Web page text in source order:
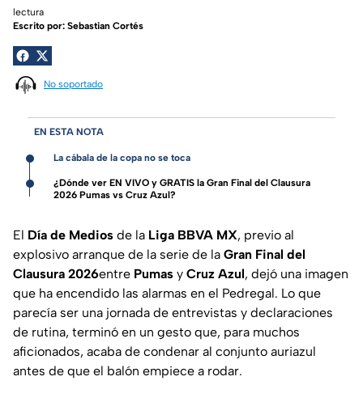
lectura
Escrito por: Sebastian Cortés
No soportado
EN ESTA NOTA
La cábala de la copa no se toca
¿Dónde ver EN VIVO y GRATIS la Gran Final del Clausura
2026 Pumas vs Cruz Azul?
El Día de Medios de la Liga BBVA MX, previo al
explosivo arranque de la serie de la Gran Final del
Clausura 2026entre Pumas y Cruz Azul, dejó una imagen
que ha encendido las alarmas en el Pedregal. Lo que
parecía ser una jornada de entrevistas y declaraciones
de rutina, terminó en un gesto que, para muchos
aficionados, acaba de condenar al conjunto auriazul
antes de que el balón empiece a rodar.